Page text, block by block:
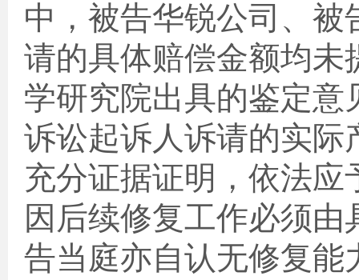
中，被告华锐公司、
请的具体赔偿金额均未
学研究院出具的鉴定
诉讼起诉人诉请的实际
充分证据证明，依法
因后续修复工作必须
告当庭亦自认无修复能